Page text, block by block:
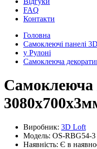
FAQ
Контакти
Головна
Самоклеючі панелі 3D
у Рулоні
Самоклеюча
Самоклеюча
Виробник: 3D Loft
Модель: OS-RBG54-3
Наявність: Є в